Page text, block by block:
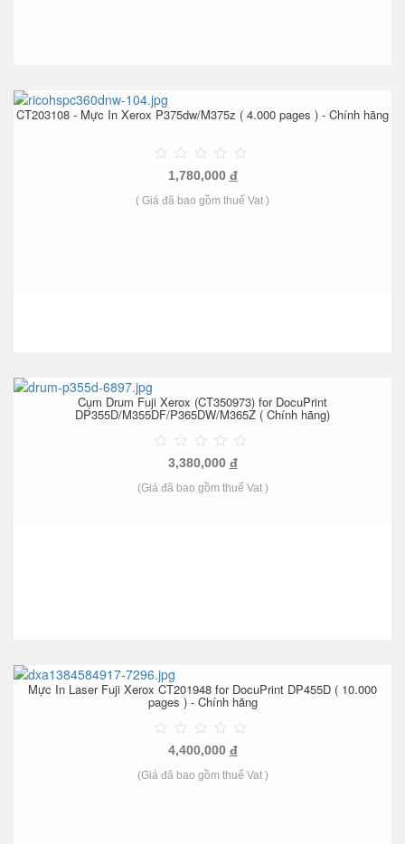
CT203108 - Mực In Xerox P375dw/M375z ( 4.000 pages ) - Chính hãng
1,780,000 đ
( Giá đã bao gồm thuế Vat )
Cụm Drum Fuji Xerox (CT350973) for DocuPrint
DP355D/M355DF/P365DW/M365Z ( Chính hãng)
3,380,000 đ
(Giá đã bao gồm thuế Vat )
Mực In Laser Fuji Xerox CT201948 for DocuPrint DP455D ( 10.000
pages ) - Chính hãng
4,400,000 đ
(Giá đã bao gồm thuế Vat )